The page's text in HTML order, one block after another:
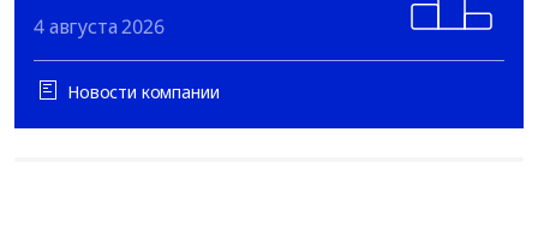
4 августа 2026
Новости компании